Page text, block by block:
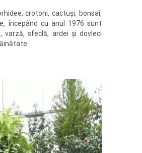
crotoni, cactuşi, bonsai,
începând cu anul 1976 sunt
varză, sfeclă, ardei şi dovleci